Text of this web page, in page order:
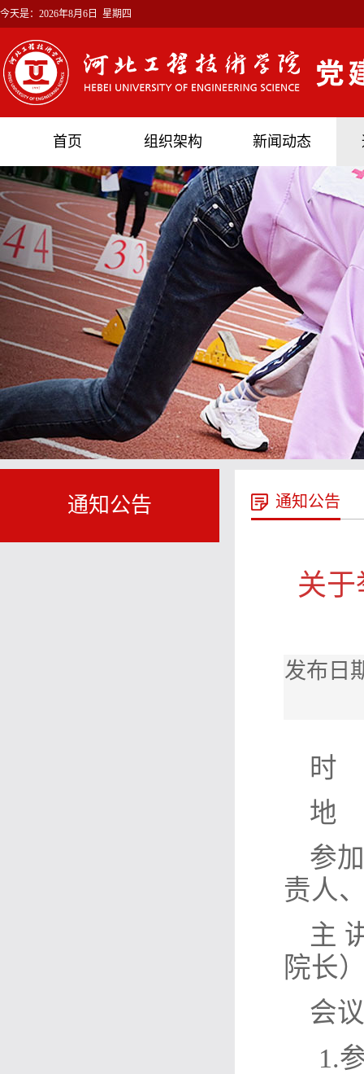
今天是： 2026年8月6日 星期四
首页 组织架构 新闻动态
通知公告 通知公告
关
发布日
时
地
参
责人
主
院长
会
1.